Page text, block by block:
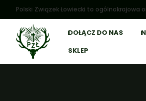
Polski Związek Łowiecki to ogólnokrajowa
DOŁĄCZ DO NAS
SKLEP